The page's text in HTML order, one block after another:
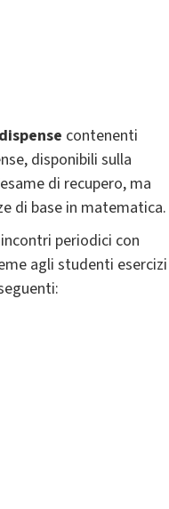
dispense contenenti
disponibili sulla
di recupero, ma
di base in matematica.
periodici con
agli studenti esercizi